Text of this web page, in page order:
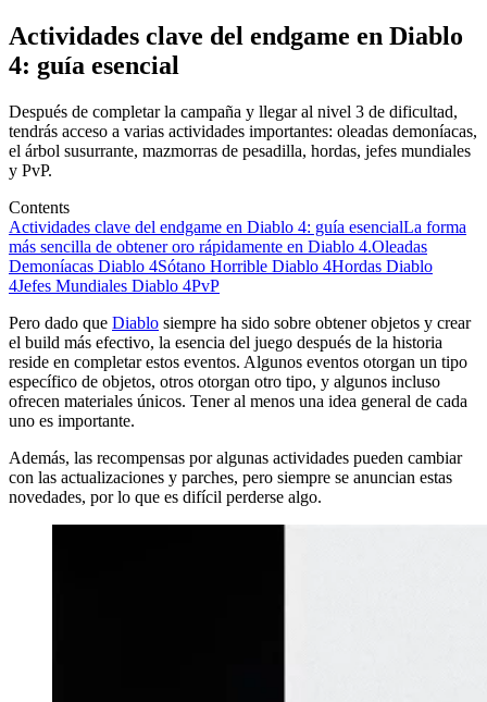
Actividades clave del endgame en Diablo
4: guía esencial
Después de completar la campaña y llegar al nivel 3 de dificultad,
tendrás acceso a varias actividades importantes: oleadas demoníacas,
el árbol susurrante, mazmorras de pesadilla, hordas, jefes mundiales
y PvP.
Contents
Actividades clave del endgame en Diablo 4: guía esencialLa forma
más sencilla de obtener oro rápidamente en Diablo 4.Oleadas
Demoníacas Diablo 4Sótano Horrible Diablo 4Hordas Diablo
4Jefes Mundiales Diablo 4PvP
Pero dado que Diablo siempre ha sido sobre obtener objetos y crear
el build más efectivo, la esencia del juego después de la historia
reside en completar estos eventos. Algunos eventos otorgan un tipo
específico de objetos, otros otorgan otro tipo, y algunos incluso
ofrecen materiales únicos. Tener al menos una idea general de cada
uno es importante.
Además, las recompensas por algunas actividades pueden cambiar
con las actualizaciones y parches, pero siempre se anuncian estas
novedades, por lo que es difícil perderse algo.